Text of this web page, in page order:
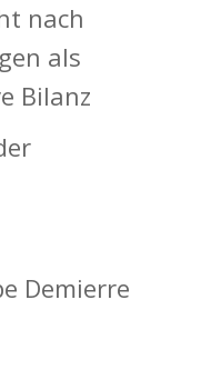
nach
als
Bilanz
Demierre